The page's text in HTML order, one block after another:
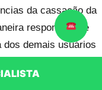
da cassação da
responsável e
dos demais usuários
consultar os